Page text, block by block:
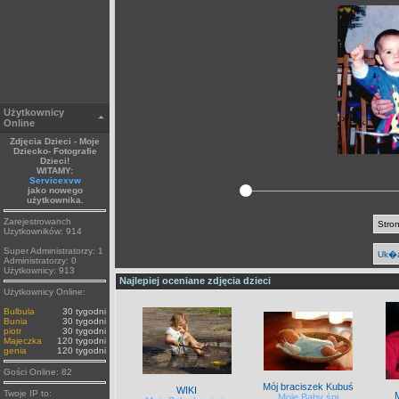
Użytkownicy
Online
Zdjęcia Dzieci - Moje
Dziecko- Fotografie
Dzieci!
WITAMY:
Servicexvw
jako nowego
użytkownika.
Zarejestrowanch
Uzytkowników: 914
Super Administratorzy: 1
Administratorzy: 0
Użytkownicy: 913
Użytkownicy Online:
Bulbula
30 tygodni
Bunia
30 tygodni
piotr
30 tygodni
Majeczka
120 tygodni
genia
120 tygodni
Gości Online: 82
Twoje IP to:
Najlepiej oceniane zdjęcia dzieci
WIKI
Mój braciszek Kubuś